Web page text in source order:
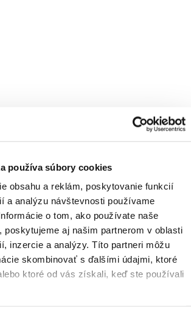
používa súbory cookies
obsahu a reklám, poskytovanie funkcií
a analýzu návštevnosti používame
o tom, ako používate naše
poskytujeme aj našim partnerom v oblasti
inzercie a analýzy. Títo partneri môžu
skombinovať s ďalšími údajmi, ktoré
ktoré od vás získali, keď ste používali
- DEKOR METALIC SILVER